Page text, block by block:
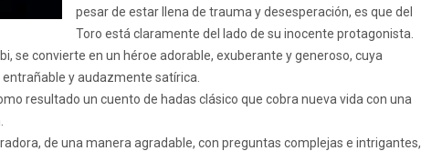
pesar de estar llena de trauma y desesperación, es que del
Toro está claramente del lado de su inocente protagonista.
se convierte en un héroe adorable, exuberante y generoso, cuya
y audazmente satírica.
resultado un cuento de hadas clásico que cobra nueva vida con una
de una manera agradable, con preguntas complejas e intrigantes,